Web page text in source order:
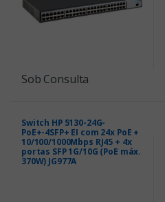
Sob Consulta
Switch HP 5130-24G-
PoE+-4SFP+ EI com 24x PoE +
10/100/1000Mbps RJ45 + 4x
portas SFP 1G/10G (PoE máx.
370W) JG977A